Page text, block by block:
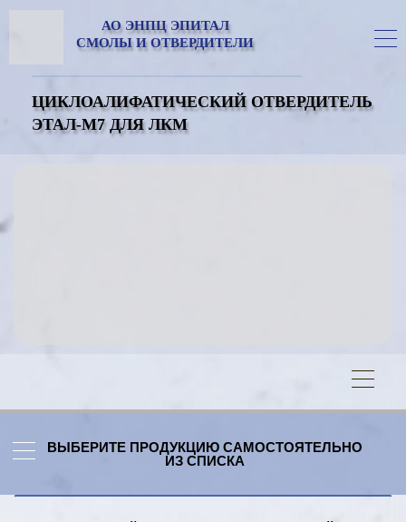
АО ЭНПЦ ЭПИТАЛ
СМОЛЫ И ОТВЕРДИТЕЛИ
ЦИКЛОАЛИФАТИЧЕСКИЙ ОТВЕРДИТЕЛЬ
ЭТАЛ-М7 ДЛЯ ЛКМ
ВЫБЕРИТЕ ПРОДУКЦИЮ САМОСТОЯТЕЛЬНО
ИЗ СПИСКА